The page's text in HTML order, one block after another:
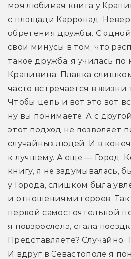
моя любимая книга у
с площади Карронад.
обретения дружбы. С
свои минусы в том, что
такое дружба, я училась по
Крапивина. Планка
часто встречается в жизни
Чтобы цепь и вот это вот
ну вы понимаете. А с
этот подход не позволяет
случайных людей. И в
к лучшему. А еще — Город.
книгу, я не задумывалась,
у Города, слишком была
и отношениями героев.
первой самостоятельной
я повзрослела, стала
Представляете? Случайно.
И вдруг в Севастополе я